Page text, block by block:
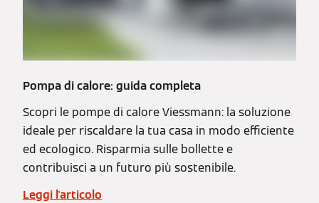
Pompa di calore: guida completa
Scopri le pompe di calore Viessmann: la soluzione
ideale per riscaldare la tua casa in modo efficiente
ed ecologico. Risparmia sulle bollette e
contribuisci a un futuro più sostenibile.
Leggi l'articolo